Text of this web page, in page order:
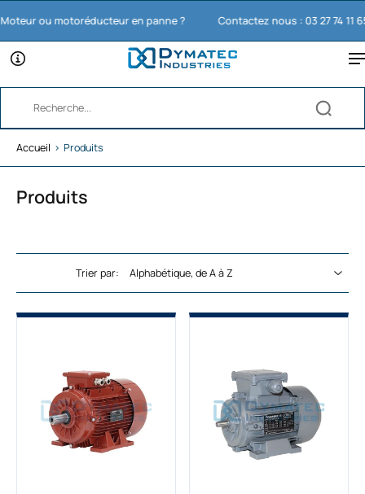
ou motoréducteur en panne ? Contactez nous : 03 27 74 11 65
Accueil › Produits
Produits
Trier par: